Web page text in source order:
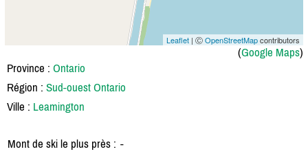
Leaflet | ⒸOpenStreetMapcontributors
(Google Maps)
Province : Ontario
Région : Sud-ouest Ontario
Ville : Leamington
Mont de ski le plus près : -